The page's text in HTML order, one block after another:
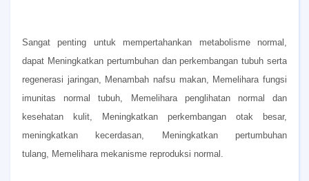
Sangat penting untuk mempertahankan metabolisme normal,
dapat Meningkatkan pertumbuhan dan perkembangan tubuh serta
regenerasi jaringan,
Menambah nafsu makan,
Memelihara fungsi
imunitas normal tubuh,
Memelihara penglihatan normal dan
kesehatan kulit,
Meningkatkan perkembangan otak besar,
meningkatkan kecerdasan,
Meningkatkan pertumbuhan
tulang,
Memelihara mekanisme reproduksi normal.